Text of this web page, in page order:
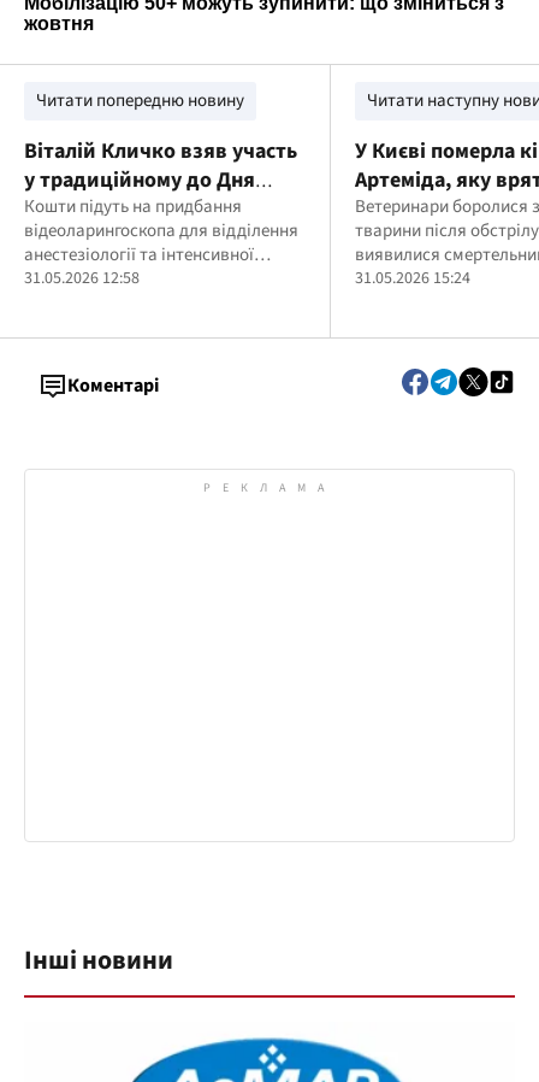
Читати попередню новину
Віталій Кличко взяв участь
у традиційному до Дня
народження Києва "Пробігу
під каштанами"
Кошти підуть на придбання
відеоларингоскопа для відділення
анестезіології та інтенсивної
терапії новонароджених Центру
31.05.2026 12:58
Читати наступну
У Києві померла
Артеміда, яку
після трьох днів
завалами
Ветеринари боролися
тварини після
виявилися
31.05.2026 15:24
Коментарі
Інші новини